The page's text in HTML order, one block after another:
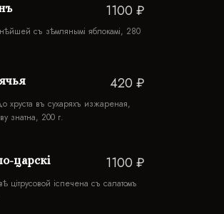
1100 ₽
съ зѣмлянымi яблокамi, 280
420 ₽
хруста въ сухаряхъ изжареная,
знатна, 200 г.
царскi 1100 ₽
цiтрусовой iспечена съ салатомъ